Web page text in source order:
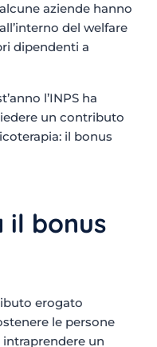
aziende hanno
del welfare
dipendenti a
l’INPS ha
un contributo
il bonus
il bonus
erogato
le persone
un